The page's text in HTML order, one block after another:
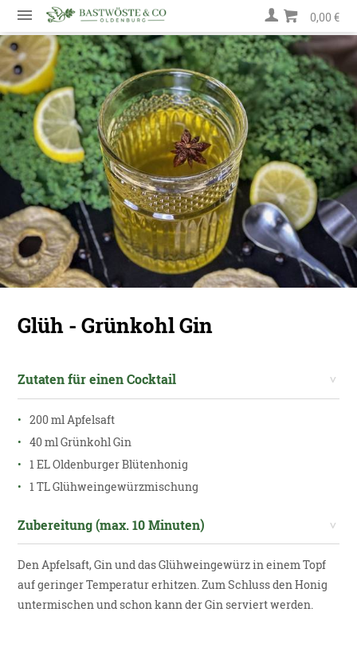
0,00 €
Glüh - Grünkohl Gin
Zutaten für einen Cocktail
200 ml Apfelsaft
40 ml Grünkohl Gin
1 EL Oldenburger Blütenhonig
1 TL Glühweingewürzmischung
Zubereitung (max. 10 Minuten)
Den Apfelsaft, Gin und das Glühweingewürz in einem Topf
auf geringer Temperatur erhitzen. Zum Schluss den Honig
untermischen und schon kann der Gin serviert werden.